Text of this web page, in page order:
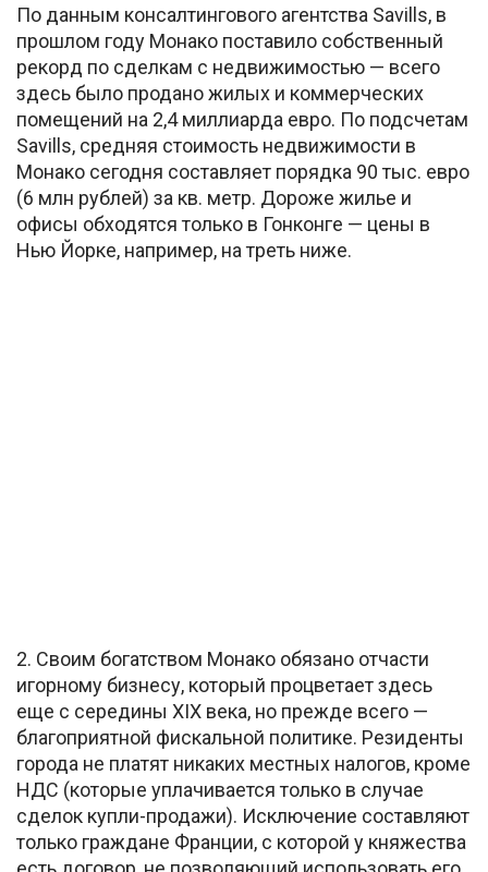
По данным консалтингового агентства Savills, в
прошлом году Монако поставило собственный
рекорд по сделкам с недвижимостью — всего
здесь было продано жилых и коммерческих
помещений на 2,4 миллиарда евро. По подсчетам
Savills, средняя стоимость недвижимости в
Монако сегодня составляет порядка 90 тыс. евро
(6 млн рублей) за кв. метр. Дороже жилье и
офисы обходятся только в Гонконге — цены в
Нью Йорке, например, на треть ниже.
2. Своим богатством Монако обязано отчасти
игорному бизнесу, который процветает здесь
еще с середины XIX века, но прежде всего —
благоприятной фискальной политике. Резиденты
города не платят никаких местных налогов, кроме
НДС (которые уплачивается только в случае
сделок купли-продажи). Исключение составляют
только граждане Франции, с которой у княжества